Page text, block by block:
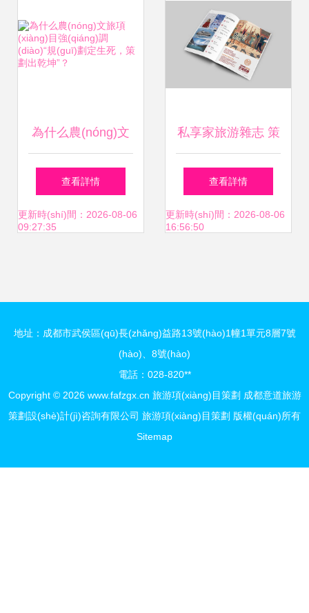
與生態(tài)融合的
為什么農(nóng)文
旅項(xiàng)目強
(qiáng)調(diào)“規
查看詳情
更新時(shí)間：2026-08-06
09:27:35
私享家旅游雜志 策
劃、設(shè)計(jì)與
印刷一體化服務
查看詳情
更新時(shí)間：2026-08-06
16:56:50
地址：成都市武侯區(qū)長(zhǎng)益路13號(hào)1幢1單元8層7號
(hào)、8號(hào)
電話：028-820**
Copyright © 2026 www.fafzgx.cn 旅游項(xiàng)目策劃 成都意道旅游
策劃設(shè)計(jì)咨詢有限公司 旅游項(xiàng)目策劃 版權(quán)所有
Sitemap